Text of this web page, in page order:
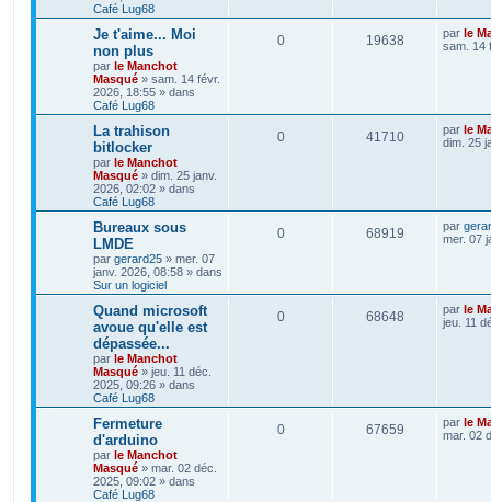
Café Lug68
Je t'aime... Moi
non plus
par le Manchot
Masqué » sam. 14 févr.
2026, 18:55 » dans
Café Lug68
0 19638 par le
sam. 14
La trahison
bitlocker
par le Manchot
Masqué » dim. 25 janv.
2026, 02:02 » dans
Café Lug68
0 41710 par le
dim. 25
Bureaux sous
LMDE
par gerard25 » mer. 07
janv. 2026, 08:58 » dans
Sur un logiciel
0 68919 par
mer. 07
Quand microsoft
avoue qu'elle est
dépassée...
par le Manchot
Masqué » jeu. 11 déc.
2025, 09:26 » dans
Café Lug68
0 68648 par le
jeu. 11
Fermeture
d'arduino
par le Manchot
Masqué » mar. 02 déc.
2025, 09:02 » dans
Café Lug68
0 67659 par le
mar. 02